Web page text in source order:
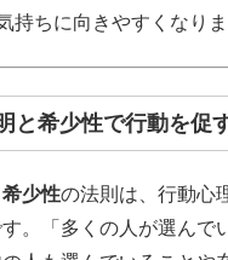
持ちに向きやすくなりま
と希少性で行動を促
希少性の法則は、行動心
。「多くの人が選んで